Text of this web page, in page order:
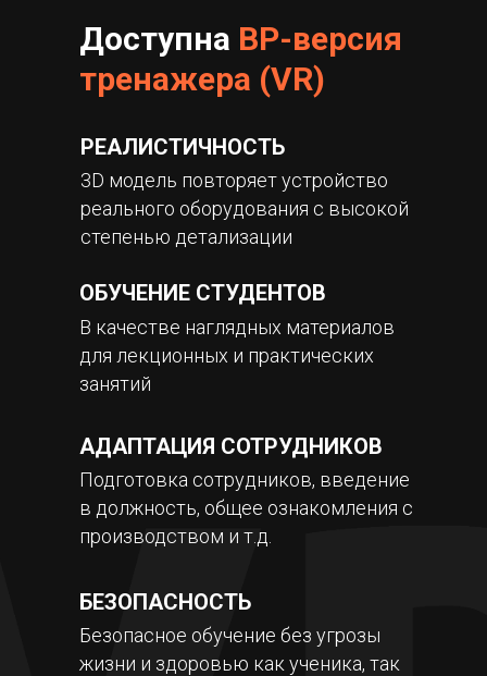
В качестве наглядных материалов
для лекционных и практических
занятий
ОБУЧЕНИЕ СТУДЕНТОВ
Безопасное обучение без угрозы
жизни и здоровью как ученика, так
БЕЗОПАСНОСТЬ
3D модель повторяет устройство
реального оборудования с высокой
степенью детализации
РЕАЛИСТИЧНОСТЬ
Подготовка сотрудников, введение
в должность, общее ознакомления с
производством и т.д.
АДАПТАЦИЯ СОТРУДНИКОВ
Доступна ВР-версия
тренажера (VR)